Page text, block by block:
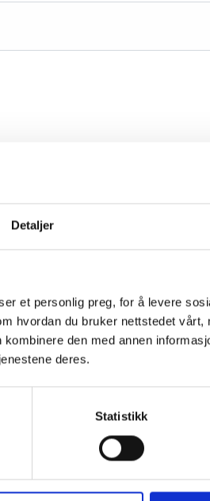
Detaljer
et personlig preg, for å levere
hvordan du bruker nettstedet vårt,
den med annen
deres.
Statistikk